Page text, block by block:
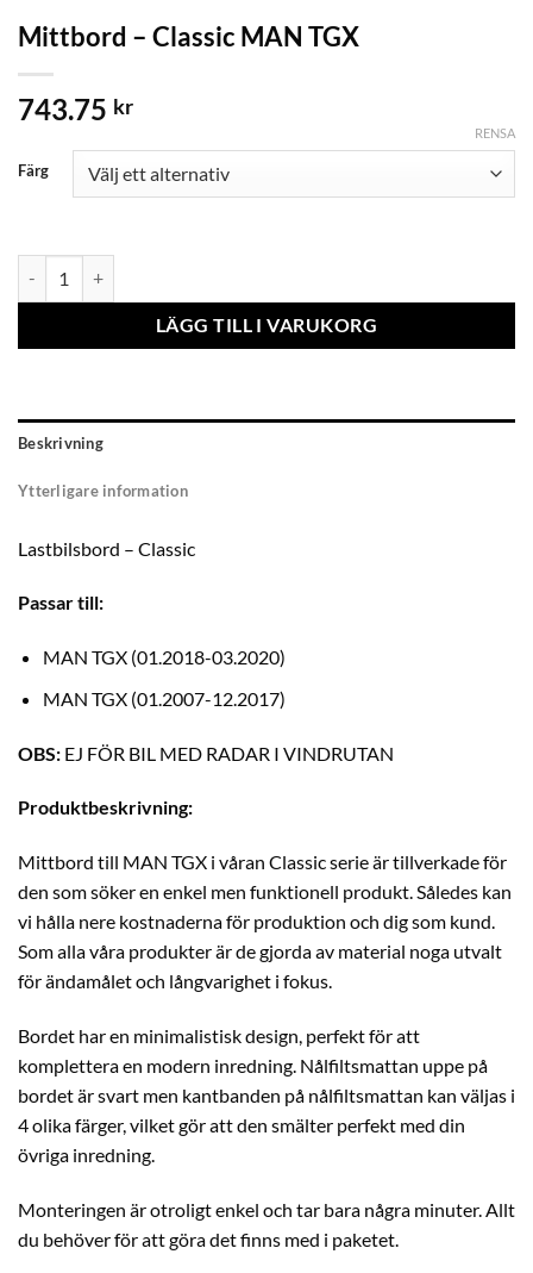
Mittbord – Classic MAN TGX
743.75 kr
Färg
RENSA
LÄGG TILL I VARUKORG
Beskrivning
Ytterligare information
Lastbilsbord – Classic
Passar till:
MAN TGX (01.2018-03.2020)
MAN TGX (01.2007-12.2017)
OBS: EJ FÖR BIL MED RADAR I VINDRUTAN
Produktbeskrivning:
Mittbord till MAN TGX i våran Classic serie är tillverkade för
den som söker en enkel men funktionell produkt. Således kan
vi hålla nere kostnaderna för produktion och dig som kund.
Som alla våra produkter är de gjorda av material noga utvalt
för ändamålet och långvarighet i fokus.
Bordet har en minimalistisk design, perfekt för att
komplettera en modern inredning. Nålfiltsmattan uppe på
bordet är svart men kantbanden på nålfiltsmattan kan väljas i
4 olika färger, vilket gör att den smälter perfekt med din
övriga inredning.
Monteringen är otroligt enkel och tar bara några minuter. Allt
du behöver för att göra det finns med i paketet.